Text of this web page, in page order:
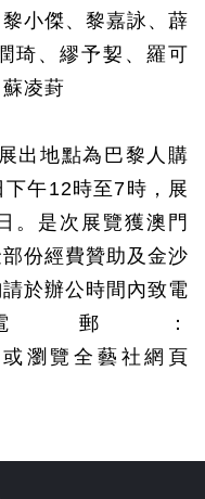
小傑、黎嘉詠、薜
琦、繆予㛃、羅可
凌葑
出地點為巴黎人購
下午12時至7時，展
日。是次展覽獲澳門
份經費贊助及金沙
於辦公時間內致電
郵：
或瀏覽全藝社網頁